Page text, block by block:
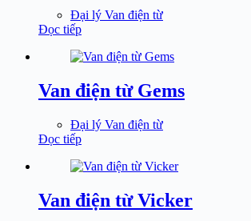
Đại lý Van điện từ
Đọc tiếp
Van điện từ Gems
Đại lý Van điện từ
Đọc tiếp
Van điện từ Vicker